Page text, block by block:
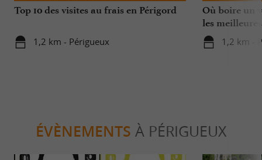
Top 10 des visites au frais en Périgord
1,2 km - Périgueux
Où boire un
les
1,2 km -
ÉVÈNEMENTS À PÉRIGUEUX